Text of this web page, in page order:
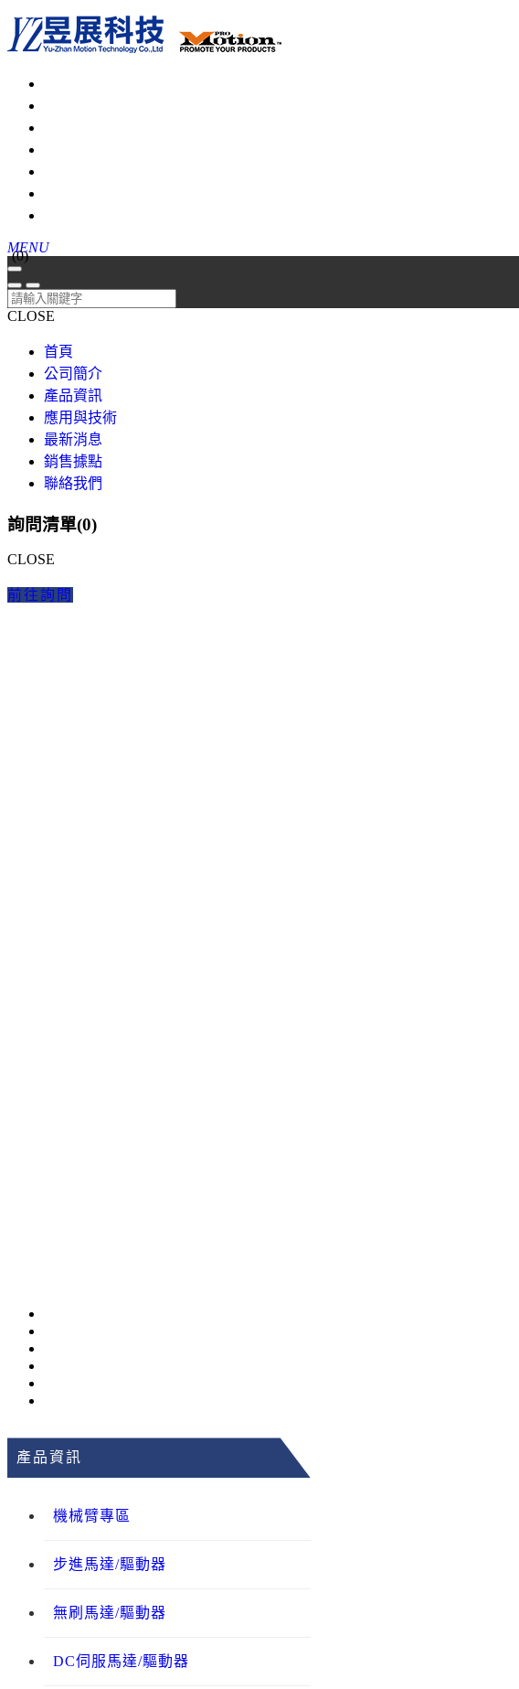
MENU
(0)
CLOSE
首頁
公司簡介
產品資訊
應用與技術
最新消息
銷售據點
聯絡我們
詢問清單(0)
CLOSE
前往詢問
產品資訊
機械臂專區
步進馬達/驅動器
無刷馬達/驅動器
DC伺服馬達/驅動器